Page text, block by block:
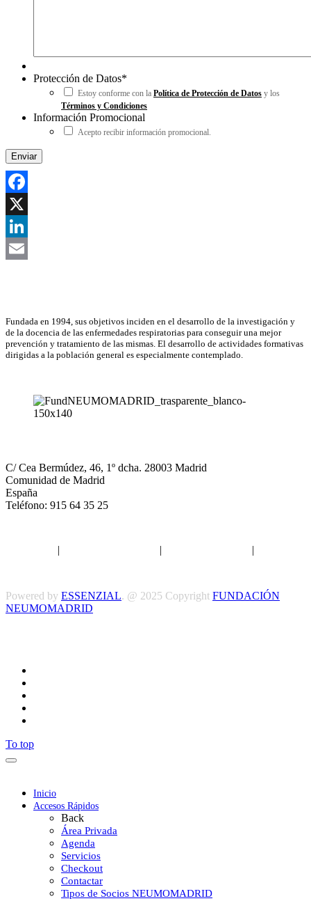
Protección de Datos*
Estoy conforme con la Política de Protección de Datos y los
Términos y Condiciones
Información Promocional
Acepto recibir información promocional.
Facebook
X
LinkedIn
Fundada en 1994, sus objetivos inciden en el desarrollo de la investigación y
de la docencia de las enfermedades respiratorias para conseguir una mejor
prevención y tratamiento de las mismas. El desarrollo de actividades formativas
dirigidas a la población general es especialmente contemplado.
C/ Cea Bermúdez, 46, 1º dcha. 28003 Madrid
Comunidad de Madrid
España
Teléfono: 915 64 35 25
| | |
Powered by ESSENZIAL. @ 2025 Copyright FUNDACIÓN
NEUMOMADRID
To top
Inicio
Accesos Rápidos
Back
Área Privada
Agenda
Servicios
Checkout
Contactar
Tipos de Socios NEUMOMADRID